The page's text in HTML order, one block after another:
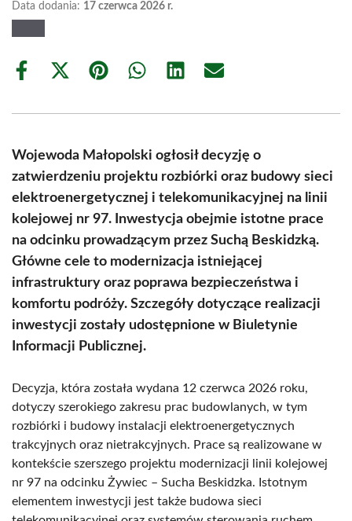
Data dodania: 17 czerwca 2026 r.
Share
Share
(Twitter)
Share Share Share Share
Wojewoda Małopolski ogłosił decyzję o
zatwierdzeniu projektu rozbiórki oraz budowy sieci
elektroenergetycznej i telekomunikacyjnej na linii
kolejowej nr 97. Inwestycja obejmie istotne prace
na odcinku prowadzącym przez Suchą Beskidzką.
Główne cele to modernizacja istniejącej
infrastruktury oraz poprawa bezpieczeństwa i
komfortu podróży. Szczegóły dotyczące realizacji
inwestycji zostały udostępnione w Biuletynie
Informacji Publicznej.
Decyzja, która została wydana 12 czerwca 2026 roku,
dotyczy szerokiego zakresu prac budowlanych, w tym
rozbiórki i budowy instalacji elektroenergetycznych
trakcyjnych oraz nietrakcyjnych. Prace są realizowane w
kontekście szerszego projektu modernizacji linii kolejowej
nr 97 na odcinku Żywiec – Sucha Beskidzka. Istotnym
elementem inwestycji jest także budowa sieci